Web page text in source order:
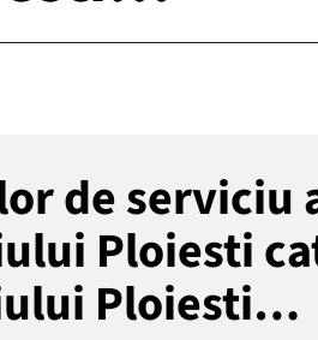
de serviciu
Ploiesti
Ploiesti…